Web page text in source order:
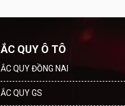
ẮC QUY Ô TÔ
ẮC QUY ĐỒNG NAI
ẮC QUY GS